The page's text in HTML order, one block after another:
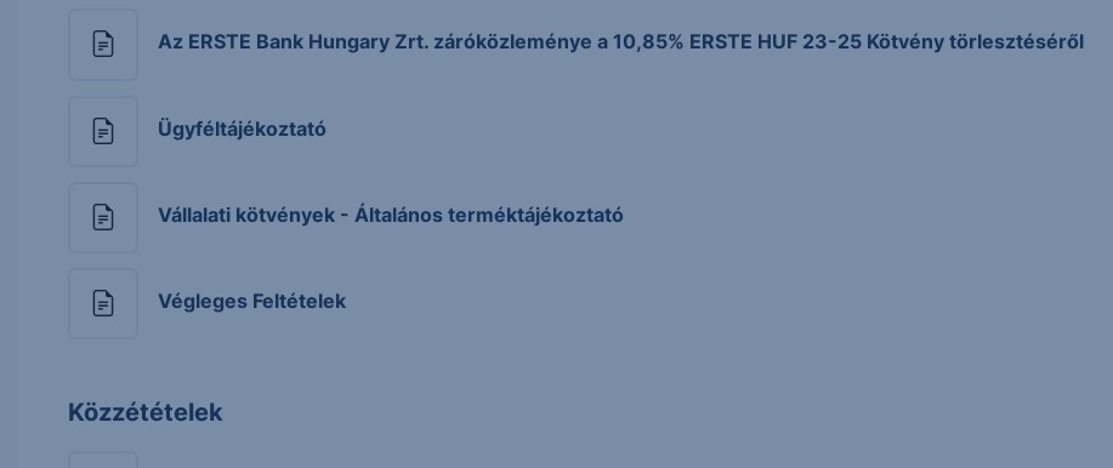
Az ERSTE Bank Hungary Zrt. záróközleménye a 10,85% ERSTE HUF 23-25 Kötvény törlesztéséről
Ügyféltájékoztató
Vállalati kötvények - Általános terméktájékoztató
Végleges Feltételek
Közzétételek